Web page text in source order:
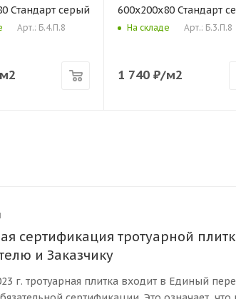
Стандарт серый
Арт.: Б.4.П.8
600х200х80 Стандарт
На складе Арт.: Б.3.П.8
1 740 ₽/м2
сертификация тротуарной
и Заказчику
г. тротуарная плитка входит в Единый